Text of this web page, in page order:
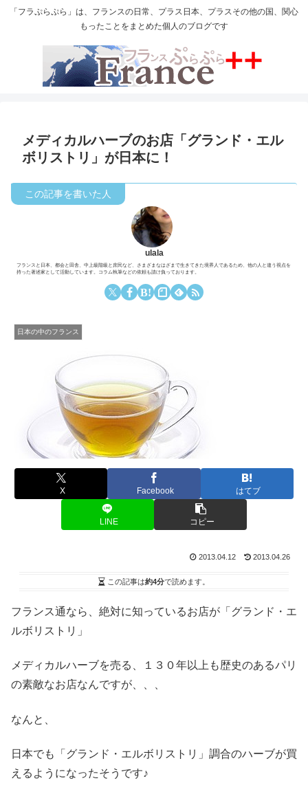
「フラぷらぷら」は、フランスの日常、プラス日本、プラスその他の国、関心
もったことをまとめた個人のブログです
メディカルハーブのお店「グランド・エル
ボリストリ」が日本に！
ulala
フランスと日本、都会と田舎、中上級階級と庶民など、さまざまなはざまで生きてきた境界人であるため、他の人と違う視点を
持った著述家として活動しています。コラム執筆などの依頼も請け負っております。
日本の中のフランス
X Facebook はてブ
LINE コピー
2013.04.12 2013.04.26
この記事は約4分で読めます。
フランス通なら、絶対に知っているお店が「グランド・エ
ルボリストリ」
メディカルハーブを売る、１３０年以上も歴史のあるパリ
の素敵なお店なんですが、、、
なんと、
日本でも「グランド・エルボリストリ」調合のハーブが買
えるようになったそうです♪